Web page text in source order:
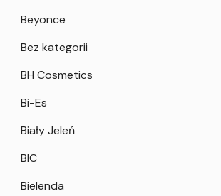
Beyonce
Bez kategorii
BH Cosmetics
Bi-Es
Biały Jeleń
BIC
Bielenda